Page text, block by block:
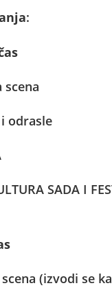
:
scena
odrasle
SADA I
(izvodi se